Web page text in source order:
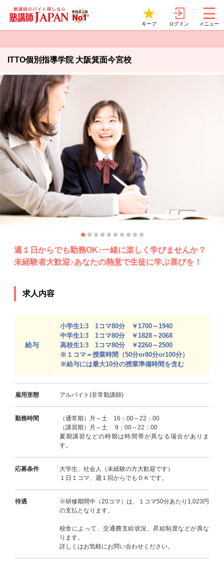
キープ ログイン メニュー
ITTO個別指導学院 大阪箕面今宮校
週１日からでも勤務OK♪一緒に楽しく学びませんか？
未経験者大歓迎♪あなたの熱意で生徒に学ぶ喜びを！
求人内容
給与
小学生1:3 1コマ80分 ￥1700～1940
中学生1:3 1コマ80分 ￥1828～2068
高校生1:3 1コマ80分 ￥2260～2500
※１コマ＝授業時間（50分or80分or100分）
※給与には最大10分の授業準備時間を含む
雇用形態 アルバイト(非常勤講師)
勤務時間
（通常期）月～土 16：00～22：00
（講習期）月～土 9：00～22：00
夏期講習などの時期は時間帯が異なる場合がありま
す。
応募条件
大学生、社会人（未経験の方大歓迎です）
１日１コマ、週１回からでもＯＫです。
待遇
※研修期間中（20コマ）は、１コマ50分あたり1,023円
の支払となります。
校舎によって、交通費支給状況、昇給制度などが異な
ります。
詳しくはお気軽にお問い合わせください。